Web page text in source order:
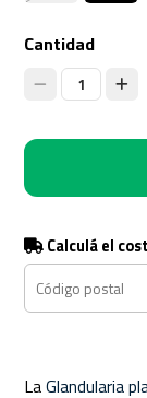
Cantidad
1
Calculá el
LaGlandularia